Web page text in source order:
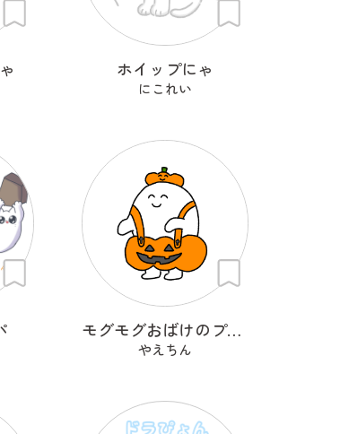
ホイップにゃ
にこれい
モグモグおばけのプラン・プー
やえちん